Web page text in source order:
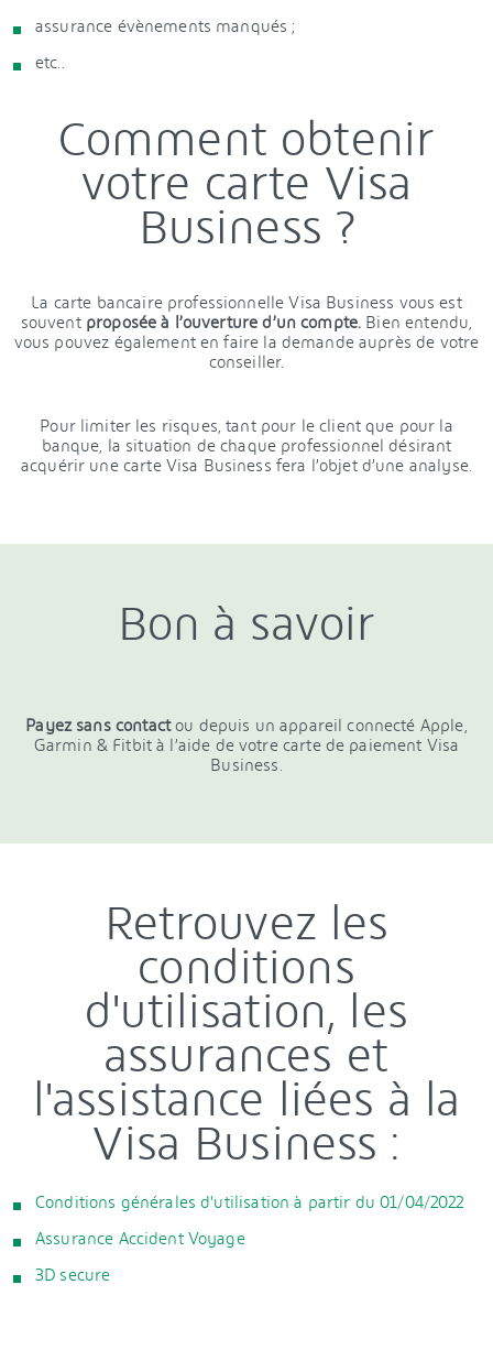
assurance évènements manqués ;
etc..
Comment obtenir
votre carte Visa
Business ?
La carte bancaire professionnelle Visa Business vous est
souvent proposée à l’ouverture d’un compte. Bien entendu,
vous pouvez également en faire la demande auprès de votre
conseiller.
Pour limiter les risques, tant pour le client que pour la
banque, la situation de chaque professionnel désirant
acquérir une carte Visa Business fera l’objet d’une analyse.
Bon à savoir
Payez sans contactou depuis un appareil connecté Apple,
Garmin & Fitbit à l’aide de votre carte de paiement Visa
Business.
Retrouvez les
conditions
d'utilisation, les
assurances et
l'assistance liées à la
Visa Business :
Conditions générales d'utilisation à partir du 01/04/2022
Assurance Accident Voyage
3D secure